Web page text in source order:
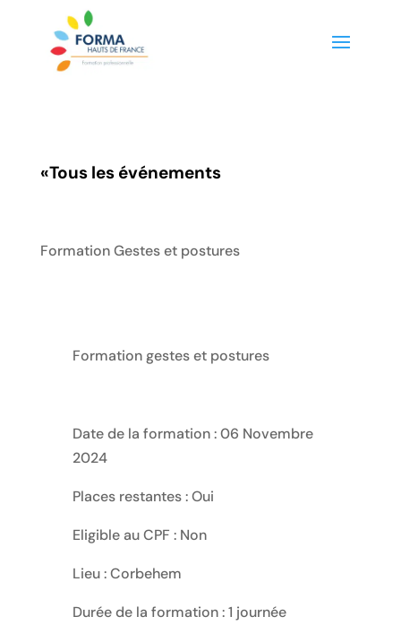
«Tous les événements
Formation Gestes et postures
Formation gestes et postures
Date de la formation : 06 Novembre
2024
Places restantes : Oui
Eligible au CPF : Non
Lieu : Corbehem
Durée de la formation : 1 journée